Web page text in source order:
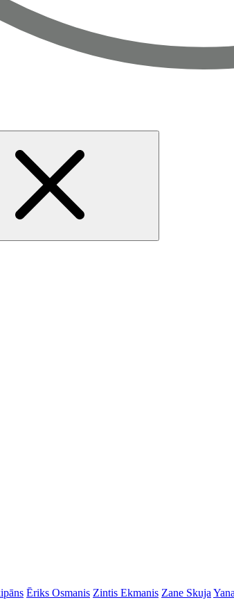
Ēriks Osmanis Zintis Ekmanis Zane Skuja